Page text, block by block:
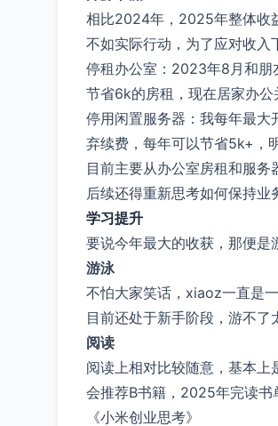
相比2024年，2025年整体收
不如实际行动，为了应对收入
停租办公室：2023年8月和朋
节省6k的房租，现在居家办公
停用闲置服务器：我每年最
弃续费，每年可以节省5k+，
目前主要从办公室房租和服
后续还得重新思考如何保持业
学习提升
要说今年最大的收获，那便是
游泳
不怕大家笑话，xiaoz一直是
目前还处于新手阶段，游不了
阅读
阅读上相对比较随意，基本
会推荐B书籍，2025年完读书
《小米创业思考》